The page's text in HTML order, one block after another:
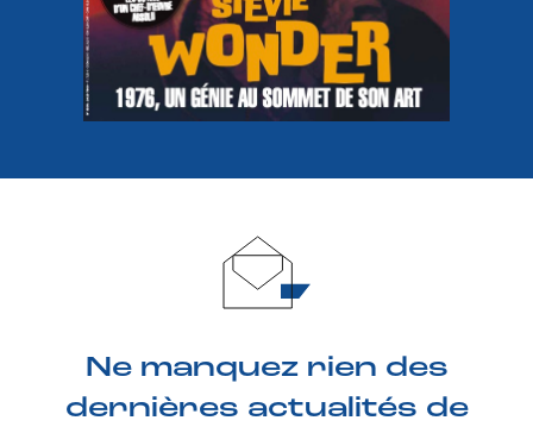
Ne manquez rien des
dernières actualités de